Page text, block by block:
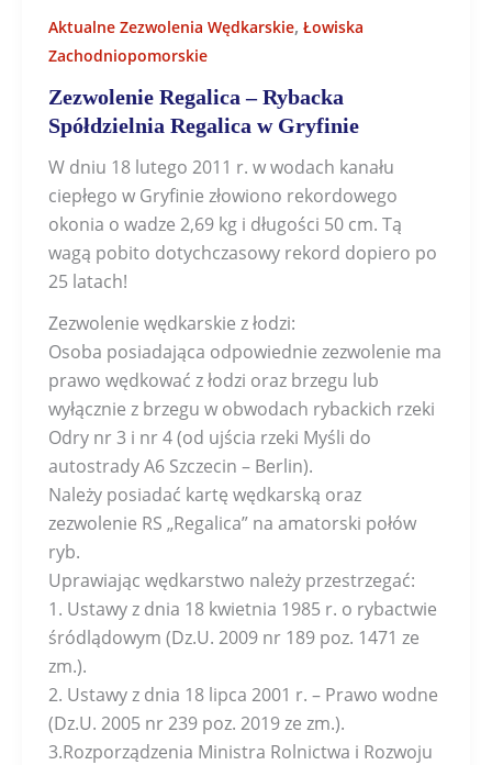
Aktualne Zezwolenia Wędkarskie, Łowiska
Zachodniopomorskie
Zezwolenie Regalica – Rybacka
Spółdzielnia Regalica w Gryfinie
W dniu 18 lutego 2011 r. w wodach kanału
ciepłego w Gryfinie złowiono rekordowego
okonia o wadze 2,69 kg i długości 50 cm. Tą
wagą pobito dotychczasowy rekord dopiero po
25 latach!
Zezwolenie wędkarskie z łodzi:
Osoba posiadająca odpowiednie zezwolenie ma
prawo wędkować z łodzi oraz brzegu lub
wyłącznie z brzegu w obwodach rybackich rzeki
Odry nr 3 i nr 4 (od ujścia rzeki Myśli do
autostrady A6 Szczecin – Berlin).
Należy posiadać kartę wędkarską oraz
zezwolenie RS „Regalica” na amatorski połów
ryb.
Uprawiając wędkarstwo należy przestrzegać:
1. Ustawy z dnia 18 kwietnia 1985 r. o rybactwie
śródlądowym (Dz.U. 2009 nr 189 poz. 1471 ze
zm.).
2. Ustawy z dnia 18 lipca 2001 r. – Prawo wodne
(Dz.U. 2005 nr 239 poz. 2019 ze zm.).
3.Rozporządzenia Ministra Rolnictwa i Rozwoju